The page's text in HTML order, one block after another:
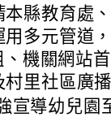
縣教育處
用多元管道
機關網站
里社區廣
宣導幼兒園